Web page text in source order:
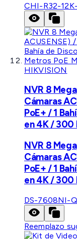
CHI-R32-
HIKVISION
NVR 8
Cámaras
PoE+ / 1
en 4K / 300
NVR 8
Cámaras
PoE+ / 1
en 4K / 300
DS-7608NI-
Reemplazo